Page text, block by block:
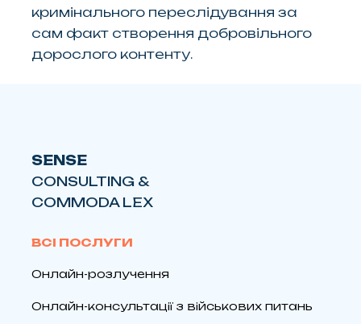
кримінального переслідування за
сам факт створення добровільного
дорослого контенту.
SENSE
CONSULTING &
COMMODA LEX
ВСІ ПОСЛУГИ
Онлайн-розлучення
Онлайн-консультації з військових питань